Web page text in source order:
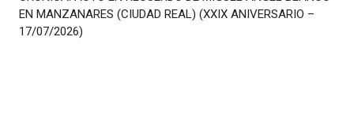
EN MANZANARES (CIUDAD REAL) (XXIX ANIVERSARIO –
17/07/2026)